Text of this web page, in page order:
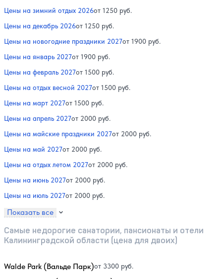
Цены на зимний отдых 2026от 1250 руб.
Цены на декабрь 2026от 1250 руб.
Цены на новогодние праздники 2027от 1900 руб.
Цены на январь 2027от 1900 руб.
Цены на февраль 2027от 1500 руб.
Цены на отдых весной 2027от 1500 руб.
Цены на март 2027от 1500 руб.
Цены на апрель 2027от 2000 руб.
Цены на майские праздники 2027от 2000 руб.
Цены на май 2027от 2000 руб.
Цены на отдых летом 2027от 2000 руб.
Цены на июнь 2027от 2000 руб.
Цены на июль 2027от 2000 руб.
Показать все
Самые недорогие санатории, пансионаты и отели
Калининградской области (цена для двоих)
Walde Park (Вальде Парк)от 3300 руб.